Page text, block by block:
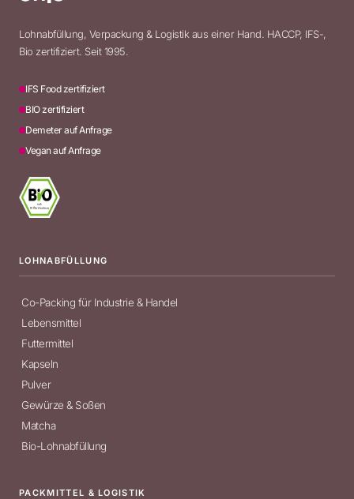
Lohnabfüllung, Verpackung & Logistik aus einer Hand. HACCP, IFS-,
Bio zertifiziert. Seit 1995.
IFS Food zertifiziert
BIO zertifiziert
Demeter auf Anfrage
Vegan auf Anfrage
LOHNABFÜLLUNG
Co-Packing für Industrie & Handel
Lebensmittel
Futtermittel
Kapseln
Pulver
Gewürze & Soßen
Matcha
Bio-Lohnabfüllung
PACKMITTEL & LOGISTIK